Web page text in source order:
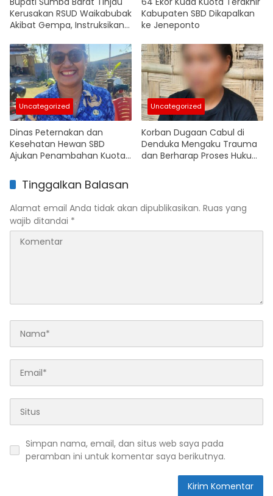
Kerusakan RSUD Waikabubak
Akibat Gempa, Instruksikan
Renovasi
Kabupaten SBD Dikapalkan
ke Jeneponto
Uncategorized
Dinas Peternakan dan
Kesehatan Hewan SBD
Ajukan Penambahan Kuota
Uncategorized
Korban Dugaan Cabul di
Denduka Mengaku Trauma
dan Berharap Proses Hukum
Tinggalkan Balasan
Alamat email Anda tidak akan dipublikasikan. Ruas yang
wajib ditandai *
Simpan nama, email, dan situs web saya pada
peramban ini untuk komentar saya berikutnya.